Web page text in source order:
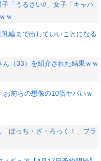
子「うるさい//」女子「キャハ
ｗ
乳輪まで出していいことになる
ん（33）を紹介された結果ｗｗ
お前らの想像の10倍ヤバいｗ
ぼっち・ざ・ろっく！」プラ